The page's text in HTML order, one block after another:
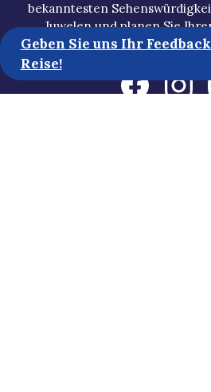
bekanntesten
Juwelen und planen Sie
Geben Sie uns Ihr
Reise!